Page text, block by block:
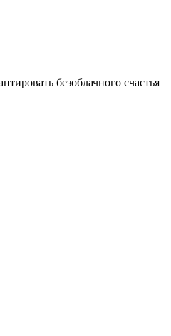
безоблачного счастья